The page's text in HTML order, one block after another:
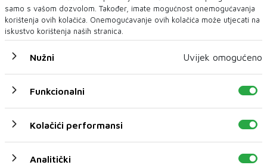
U novom broju pročitajte
samo s vašom dozvolom. Također, imate mogućnost onemogućavanja
korištenja ovih kolačića. Onemogućavanje ovih kolačića može utjecati na
iskustvo korištenja naših stranica.
Nužni Uvijek omogućeno
Funkcionalni
Kolačići performansi
Analitički